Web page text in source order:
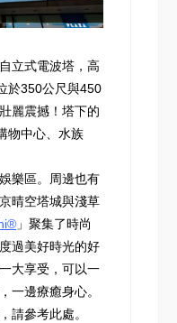
立式電波塔，高
於350公尺與450
麗震撼！塔下的
物中心、水族
樂區。周邊也有
晴空塔城與淺草
」聚集了時尚
過美好時光的好
大享受，可以一
一邊療癒身心。
請參考此處。